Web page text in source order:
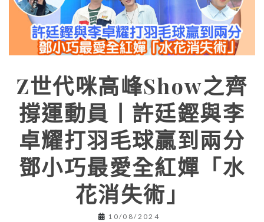
Z世代咪高峰Show之齊
撐運動員丨許廷鏗與李
卓耀打羽毛球贏到兩分
鄧小巧最愛全紅嬋「水
花消失術」
10/08/2024